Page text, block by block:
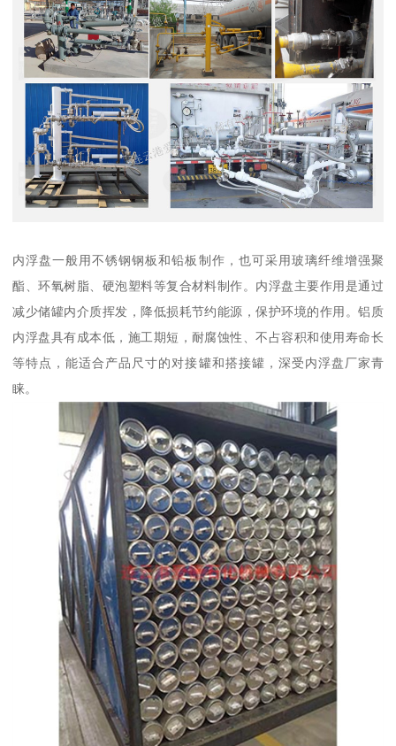
内浮盘一般用不锈钢钢板和铅板制作，也可采用玻璃纤维增强聚
酯、环氧树脂、硬泡塑料等复合材料制作。内浮盘主要作用是通过
减少储罐内介质挥发，降低损耗节约能源，保护环境的作用。铝质
内浮盘具有成本低，施工期短，耐腐蚀性、不占容积和使用寿命长
等特点，能适合产品尺寸的对接罐和搭接罐，深受内浮盘厂家青
睐。